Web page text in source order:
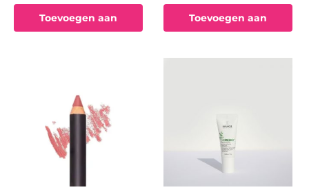
Toevoegen aan Toevoegen aan